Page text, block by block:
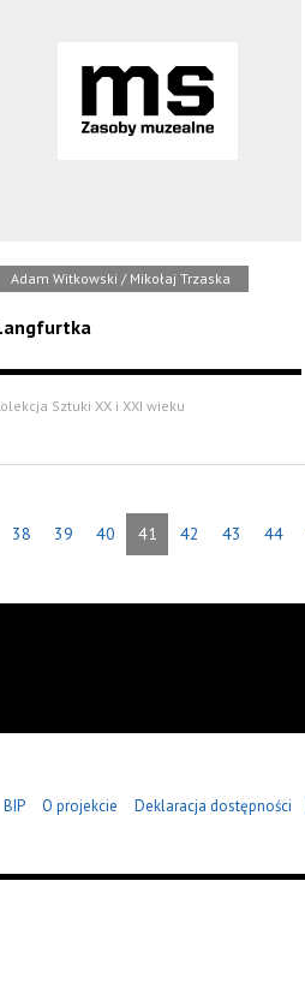
Adam Witkowski / Mikołaj Trzaska
Sztuki XX i XXI wieku
38 39 40 41 42 43 44
BIP O projekcie Deklaracja dostępności